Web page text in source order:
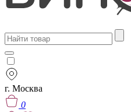
г. Москва
0